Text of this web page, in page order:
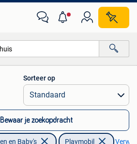
Alle afstanden…
Sorteer op
Bewaar je zoekopdracht
en Baby's Playmobil